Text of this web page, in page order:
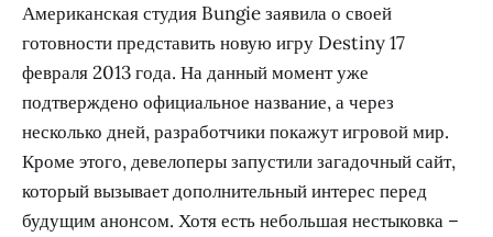
Американская студия Bungie заявила о своей
готовности представить новую игру Destiny 17
февраля 2013 года. На данный момент уже
подтверждено официальное название, а через
несколько дней, разработчики покажут игровой мир.
Кроме этого, девелоперы запустили загадочный сайт,
который вызывает дополнительный интерес перед
будущим анонсом. Хотя есть небольшая нестыковка –